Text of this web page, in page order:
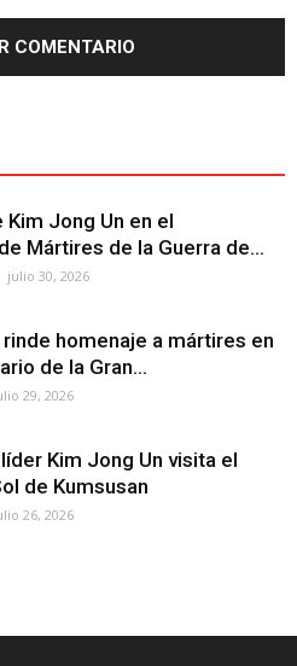
Jong Un en el
Mártires de la Guerra de...
julio 30, 2026
rinde homenaje a mártires en
de la Gran...
29, 2026
Kim Jong Un visita el
de Kumsusan
26, 2026